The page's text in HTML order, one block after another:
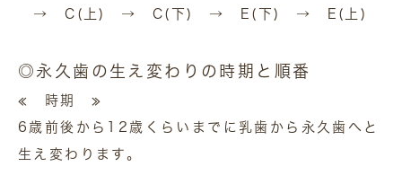
→ C(上) → C(下) → E(下) → E(上)
◎永久歯の生え変わりの時期と順番
≪ 時期 ≫
6歳前後から12歳くらいまでに乳歯から永久歯へと
生え変わります。